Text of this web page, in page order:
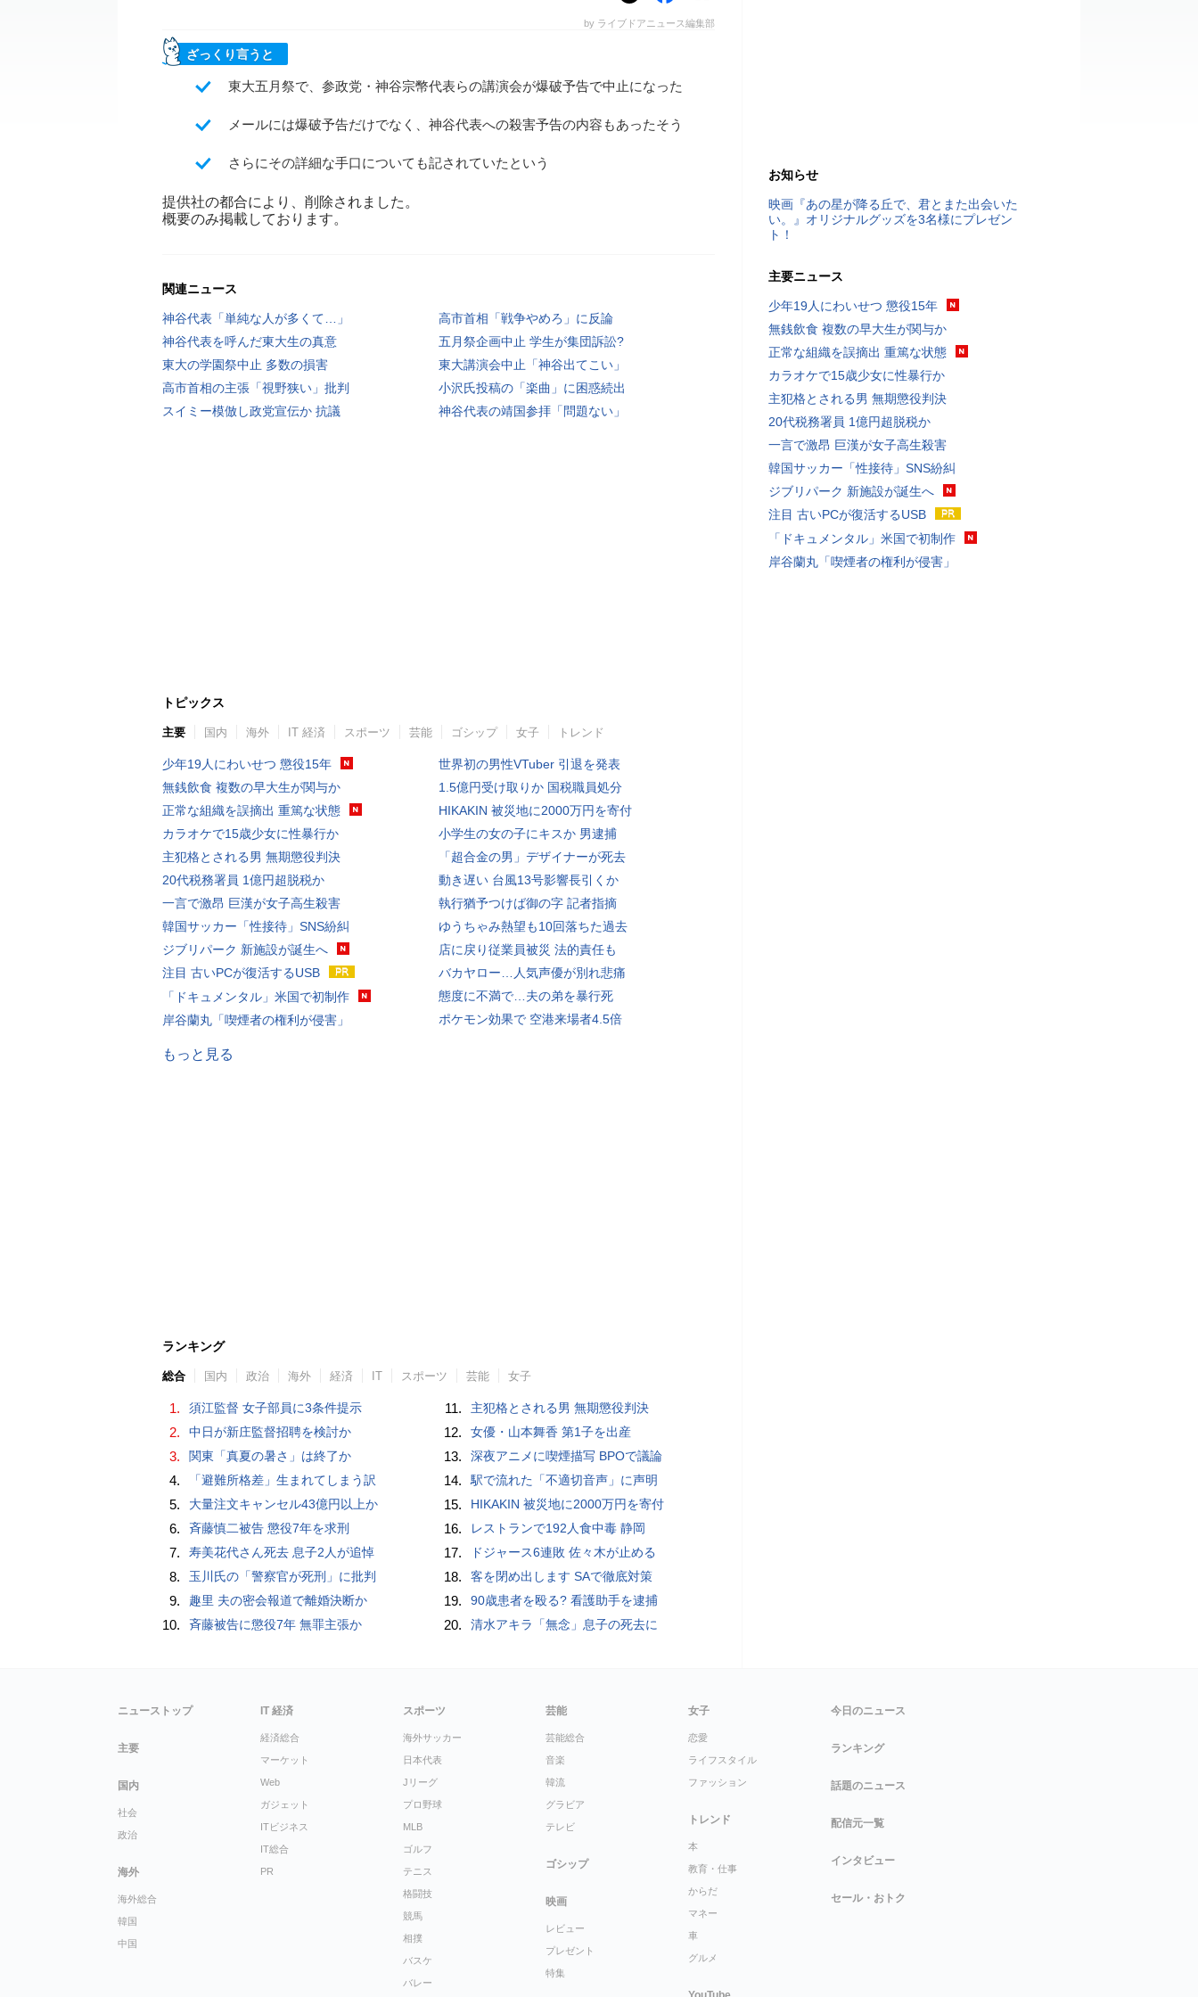
by ライブドアニュース編集部
ざっくり言うと
東大五月祭で、参政党・神谷宗幣代表らの講演会が爆破予告で中止になった
メールには爆破予告だけでなく、神谷代表への殺害予告の内容もあったそう
さらにその詳細な手口についても記されていたという
提供社の都合により、削除されました。
概要のみ掲載しております。
関連ニュース
神谷代表「単純な人が多くて…」
高市首相「戦争やめろ」に反論
神谷代表を呼んだ東大生の真意
五月祭企画中止 学生が集団訴訟?
東大の学園祭中止 多数の損害
東大講演会中止「神谷出てこい」
高市首相の主張「視野狭い」批判
小沢氏投稿の「楽曲」に困惑続出
スイミー模倣し政党宣伝か 抗議
神谷代表の靖国参拝「問題ない」
トピックス
主要 国内 海外 IT 経済 スポーツ 芸能 ゴシップ 女子 トレンド
少年19人にわいせつ 懲役15年
無銭飲食 複数の早大生が関与か
正常な組織を誤摘出 重篤な状態
カラオケで15歳少女に性暴行か
主犯格とされる男 無期懲役判決
20代税務署員 1億円超脱税か
一言で激昂 巨漢が女子高生殺害
韓国サッカー「性接待」SNS紛糾
ジブリパーク 新施設が誕生へ
注目 古いPCが復活するUSB
「ドキュメンタル」米国で初制作
岸谷蘭丸「喫煙者の権利が侵害」
世界初の男性VTuber 引退を発表
1.5億円受け取りか 国税職員処分
HIKAKIN 被災地に2000万円を寄付
小学生の女の子にキスか 男逮捕
「超合金の男」デザイナーが死去
動き遅い 台風13号影響長引くか
執行猶予つけば御の字 記者指摘
ゆうちゃみ熱望も10回落ちた過去
店に戻り従業員被災 法的責任も
バカヤロー…人気声優が別れ悲痛
態度に不満で…夫の弟を暴行死
ポケモン効果で 空港来場者4.5倍
もっと見る
ランキング
総合 国内 政治 海外 経済 IT スポーツ 芸能 女子
1. 須江監督 女子部員に3条件提示
2. 中日が新庄監督招聘を検討か
3. 関東「真夏の暑さ」は終了か
4. 「避難所格差」生まれてしまう訳
5. 大量注文キャンセル43億円以上か
6. 斉藤慎二被告 懲役7年を求刑
7. 寿美花代さん死去 息子2人が追悼
8. 玉川氏の「警察官が死刑」に批判
9. 趣里 夫の密会報道で離婚決断か
10. 斉藤被告に懲役7年 無罪主張か
11. 主犯格とされる男 無期懲役判決
12. 女優・山本舞香 第1子を出産
13. 深夜アニメに喫煙描写 BPOで議論
14. 駅で流れた「不適切音声」に声明
15. HIKAKIN 被災地に2000万円を寄付
16. レストランで192人食中毒 静岡
17. ドジャース6連敗 佐々木が止める
18. 客を閉め出します SAで徹底対策
19. 90歳患者を殴る? 看護助手を逮捕
20. 清水アキラ「無念」息子の死去に
お知らせ
映画『あの星が降る丘で、君とまた出会いた
い。』オリジナルグッズを3名様にプレゼン
ト！
主要ニュース
少年19人にわいせつ 懲役15年
無銭飲食 複数の早大生が関与か
正常な組織を誤摘出 重篤な状態
カラオケで15歳少女に性暴行か
主犯格とされる男 無期懲役判決
20代税務署員 1億円超脱税か
一言で激昂 巨漢が女子高生殺害
韓国サッカー「性接待」SNS紛糾
ジブリパーク 新施設が誕生へ
注目 古いPCが復活するUSB
「ドキュメンタル」米国で初制作
岸谷蘭丸「喫煙者の権利が侵害」
ニューストップ
主要
国内
社会
政治
海外
海外総合
韓国
中国
IT 経済
経済総合
マーケット
Web
ガジェット
ITビジネス
IT総合
PR
スポーツ
海外サッカー
日本代表
Jリーグ
プロ野球
MLB
ゴルフ
テニス
格闘技
競馬
相撲
バスケ
バレー
芸能
芸能総合
音楽
韓流
グラビア
テレビ
ゴシップ
映画
レビュー
プレゼント
特集
女子
恋愛
ライフスタイル
ファッション
トレンド
本
教育・仕事
からだ
マネー
車
グルメ
今日のニュース
ランキング
話題のニュース
配信元一覧
インタビュー
セール・おトク